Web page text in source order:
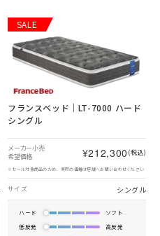
SALE
フランスベッド｜LT-7000 ハード
シングル
メーカー小売
希望価格
¥212,300 (税込)
※セール対象商品のため、実際の価格は店舗へお問い合わせください
サイズ シングル
ハード
ソフト
低反発
高反発